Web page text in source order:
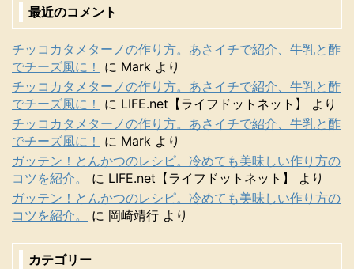
最近のコメント
チッコカタメターノの作り方。あさイチで紹介、牛乳と酢
でチーズ風に！
に Mark より
チッコカタメターノの作り方。あさイチで紹介、牛乳と酢
でチーズ風に！
に LIFE.net【ライフドットネット】
より
チッコカタメターノの作り方。あさイチで紹介、牛乳と酢
でチーズ風に！
に Mark より
ガッテン！とんかつのレシピ。冷めても美味しい作り方の
コツを紹介。
に LIFE.net【ライフドットネット】
より
ガッテン！とんかつのレシピ。冷めても美味しい作り方の
コツを紹介。
に 岡崎靖行 より
カテゴリー